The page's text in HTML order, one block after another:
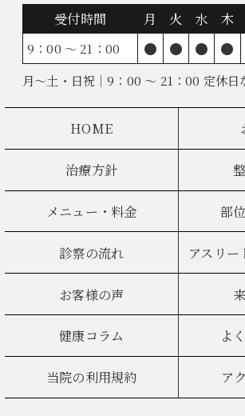
受付時間 月 火 水 木
9：00 ～ 21：00 ● ● ● ●
月～土・日祝｜9：00 ～ 21：00 定休日
HOME
治療方針
メニュー・料金 部
診察の流れ アスリー
お客様の声
健康コラム よ
当院の利用規約 ア